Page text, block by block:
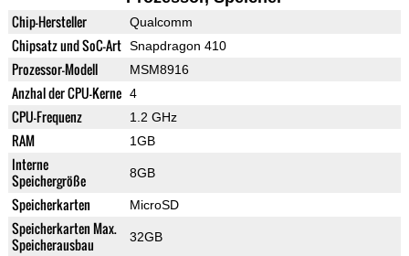
Chip-Hersteller Qualcomm
Chipsatz und SoC-Art Snapdragon 410
Prozessor-Modell MSM8916
Anzhal der CPU-Kerne 4
CPU-Frequenz 1.2 GHz
RAM 1GB
Interne
Speichergröße
8GB
Speicherkarten MicroSD
Speicherkarten Max.
Speicherausbau
32GB